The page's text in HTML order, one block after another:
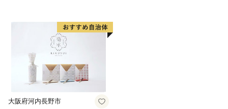
大阪府河内長野市